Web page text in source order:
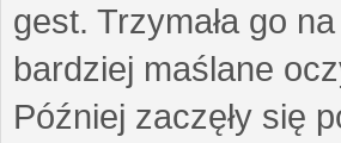
gest. Trzymała go
bardziej maślane
Później zaczęły się